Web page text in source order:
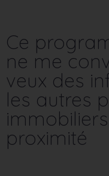
Ce
ne me
veux des
les autres
proximité